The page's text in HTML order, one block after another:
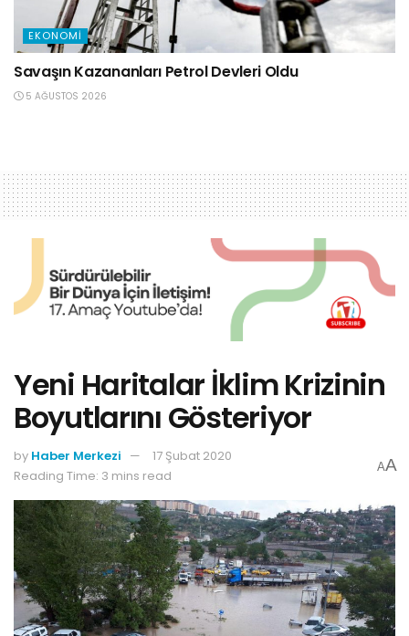
EKONOMI
Savaşın Kazananları Petrol Devleri Oldu
5 AĞUSTOS 2026
Yeni Haritalar İklim Krizinin
Boyutlarını Gösteriyor
by Haber Merkezi
17 Şubat 2020
Reading Time: 3 mins read
AA